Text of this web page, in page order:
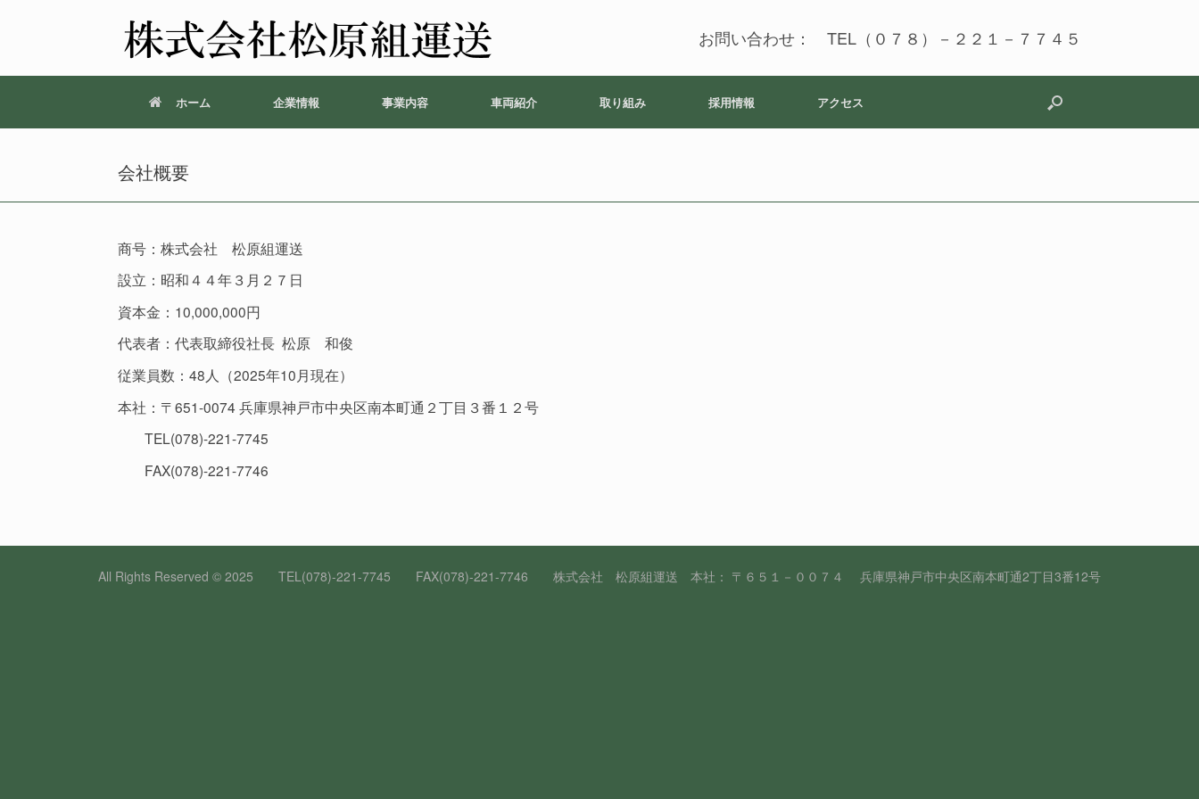
お問い合わせ： TEL（０７８）－２２１－７７４５
ホーム 企業情報 事業内容 車両紹介 取り組み 採用情報 アクセス
会社概要
商号：株式会社 松原組運送
設立：昭和４４年３月２７日
資本金：10,000,000円
代表者：代表取締役社長 松原 和俊
従業員数：48人（2025年10月現在）
本社：〒651-0074 兵庫県神戸市中央区南本町通２丁目３番１２号
TEL(078)-221-7745
FAX(078)-221-7746
All Rights Reserved © 2025 TEL(078)-221-7745 FAX(078)-221-7746 株式会社 松原組運送 本社： 〒６５１－００７４ 兵庫県神戸市中央区南本町通2丁目3番12号